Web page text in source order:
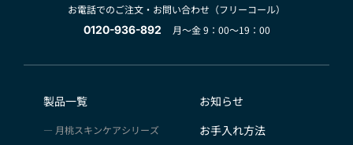
お電話でのご注文・お問い合わせ（フリーコール）
0120-936-892
月～金 9：00～19：00
製品一覧
月桃スキンケアシリーズ
お知らせ
お手入れ方法